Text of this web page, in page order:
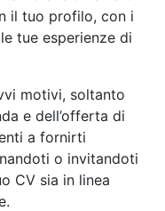
il tuo profilo, con i
tue esperienze di
motivi, soltanto
e dell’offerta di
a fornirti
o invitandoti
CV sia in linea